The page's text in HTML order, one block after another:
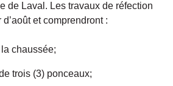
de Laval. Les travaux de réfection
et comprendront :
chaussée;
trois (3) ponceaux;